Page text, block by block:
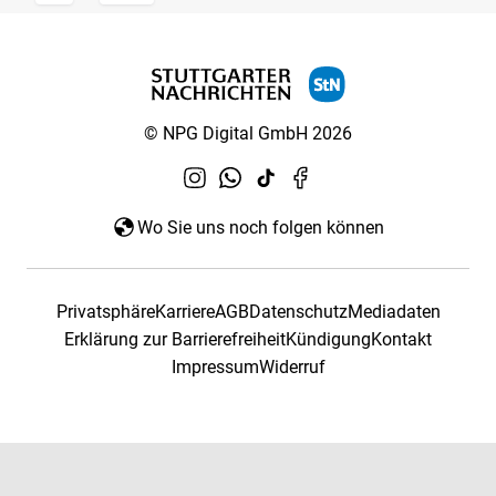
© NPG Digital GmbH 2026
Wo Sie uns noch folgen können
PrivatsphäreKarriereAGBDatenschutzMediadaten
Erklärung zur BarrierefreiheitKündigungKontakt
ImpressumWiderruf